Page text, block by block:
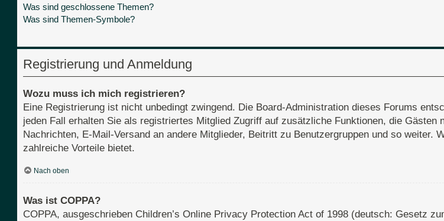
Was sind geschlossene Themen?
Was sind Themen-Symbole?
Registrierung und Anmeldung
Wozu muss ich mich registrieren?
Eine Registrierung ist nicht unbedingt zwingend. Die Board-Administration dieses Forums
jeden Fall erhalten Sie als registriertes Mitglied Zugriff auf zusätzliche Funktionen, die
Nachrichten, E-Mail-Versand an andere Mitglieder, Beitritt zu Benutzergruppen und so weiter.
zahlreiche Vorteile bietet.
Nach oben
Was ist COPPA?
COPPA, ausgeschrieben Children’s Online Privacy Protection Act of 1998 (deutsch: Gesetz